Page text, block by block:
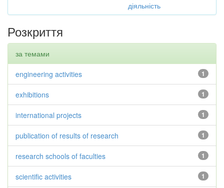
діяльність
Розкриття
за темами
1
engineering activities
1
exhibitions
1
international projects
1
publication of results of research
1
research schools of faculties
1
scientific activities